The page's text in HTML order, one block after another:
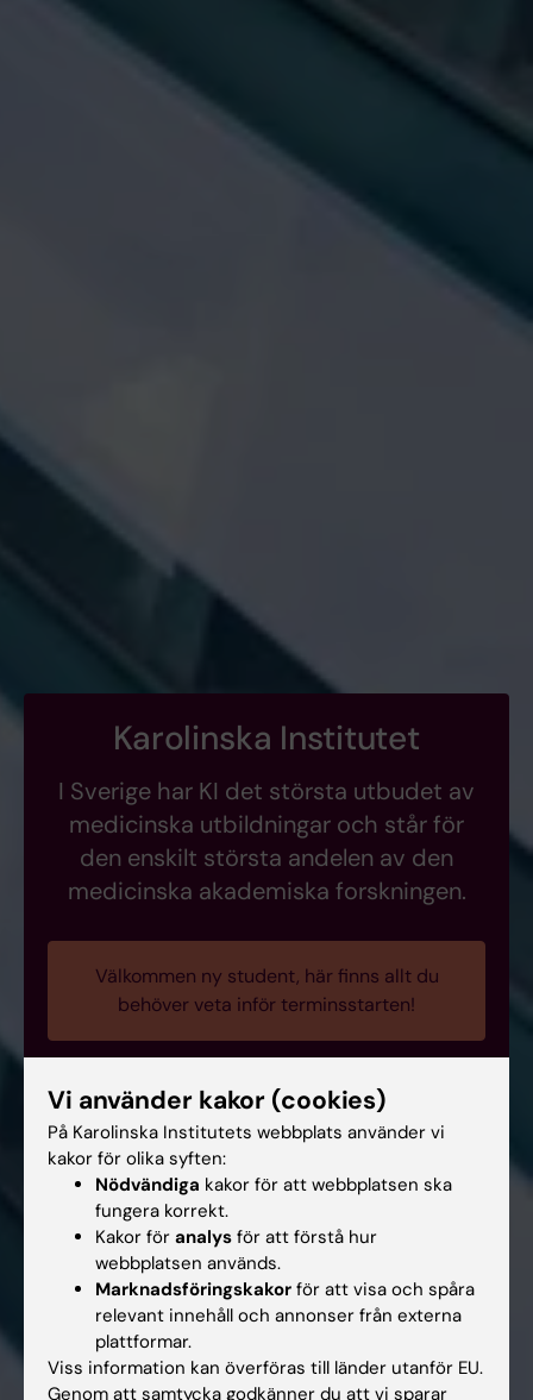
Karolinska Institutet
I Sverige har KI det största utbudet av
medicinska utbildningar och står för
den enskilt största andelen av den
medicinska akademiska forskningen.
Välkommen ny student, här finns allt du
behöver veta inför terminsstarten!
Vi använder kakor (cookies)
På Karolinska Institutets webbplats använder vi
kakor för olika syften:
Nödvändiga kakor för att webbplatsen ska
fungera korrekt.
Kakor för analys för att förstå hur
webbplatsen används.
Marknadsföringskakor för att visa och spåra
relevant innehåll och annonser från externa
plattformar.
Viss information kan överföras till länder utanför EU.
Genom att samtycka godkänner du att vi sparar